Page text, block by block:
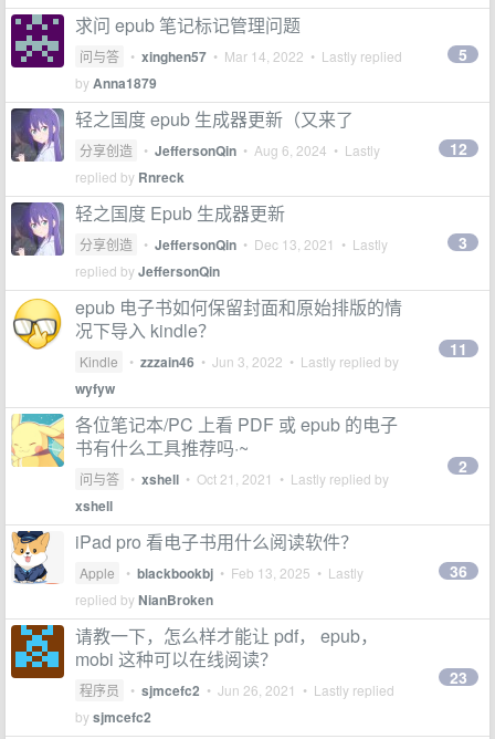
求问 epub 笔记标记管理问题
问与答 • xinghen57 • Mar 14, 2022 • Lastly replied
byAnna1879
5
轻之国度 epub 生成器更新（又来了
分享创造 • JeffersonQin • Aug 6, 2024 • Lastly
replied by Rnreck
12
轻之国度 Epub 生成器更新
分享创造 • JeffersonQin • Dec 13, 2021 • Lastly
replied byJeffersonQin
3
epub 电子书如何保留封面和原始排版的情
况下导入 kindle？
Kindle • zzzain46 • Jun 3, 2022 • Lastly replied by
wyfyw
11
各位笔记本/PC 上看 PDF 或 epub 的电子
书有什么工具推荐吗·~
问与答 • xshell • Oct 21, 2021 • Lastly replied by
xshell
2
iPad pro 看电子书用什么阅读软件？
Apple • blackbookbj • Feb 13, 2025 • Lastly
replied byNianBroken
36
请教一下，怎么样才能让 pdf， epub，
mobi 这种可以在线阅读？
程序员 • sjmcefc2 • Jun 26, 2021 • Lastly replied
bysjmcefc2
23